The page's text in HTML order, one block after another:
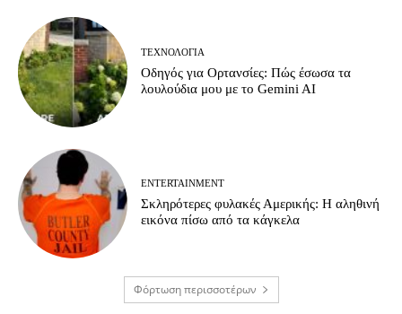
ΤΕΧΝΟΛΟΓΊΑ
Οδηγός για Ορτανσίες: Πώς έσωσα τα
λουλούδια μου με το Gemini AI
ENTERTAINMENT
Σκληρότερες φυλακές Αμερικής: Η αληθινή
εικόνα πίσω από τα κάγκελα
Φόρτωση περισσοτέρων